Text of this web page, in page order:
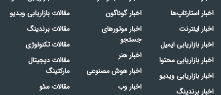
اخبار استارتاپ‌ها
اخبار اینترنت
اخبار بازاریابی ایمیل
اخبار بازاریابی محتوا
اخبار بازاریابی ویدیو
اخبار برندینگ
اخبار گوناگون
اخبار موتورهای
جستجو
اخبار هنر
اخبار هوش مصنوعی
اخبار وب
مقالات بازاریابی ویدیو
مقالات برندینگ
مقالات تکنولوژی
مقالات دیجیتال
مارکتینگ
مقالات سئو